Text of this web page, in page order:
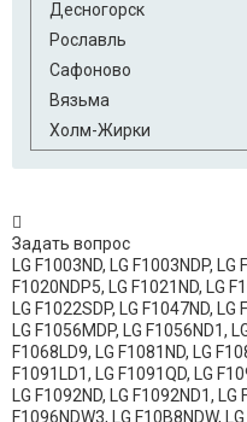
LG WD-80132NU
LG WD-80132SU
LG WD-80150SUP
LG WD-80156NUP
LG WD-80157NUP
LG WD-80158NP
LG WD-80160NP
Десногорск
Рославль
Сафоново
Вязьма
Холм-Жирки
Задать вопрос
LG F1003ND, LG F1003NDP, LG
F1020NDP5, LG F1021ND, LG
LG F1022SDP, LG F1047ND,
LG F1056MDP, LG F1056ND1,
F1068LD9, LG F1081ND, LG
F1091LD1, LG F1091QD, LG
LG F1092ND, LG F1092ND1, LG
F1096NDW3, LG F10B8NDW,